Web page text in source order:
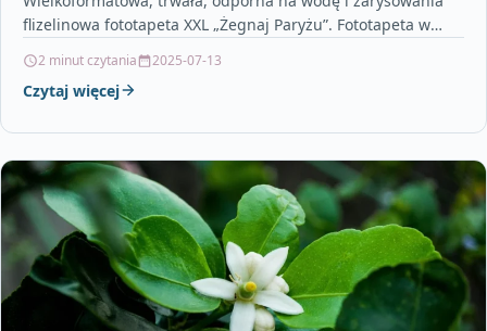
flizelinowa fototapeta XXL „Żegnaj Paryżu”. Fototapeta w
2 minut czytania 2025-07-13
Czytaj więcej